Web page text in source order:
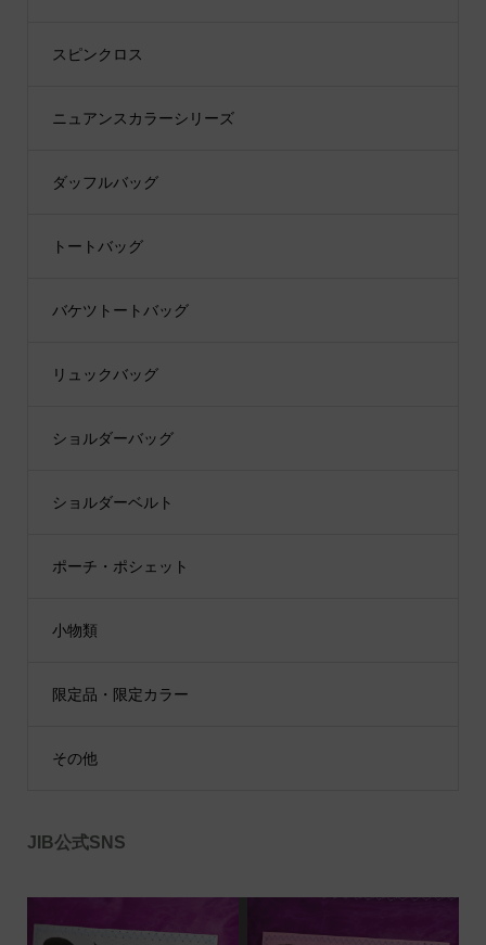
スピンクロス
ニュアンスカラーシリーズ
ダッフルバッグ
トートバッグ
バケツトートバッグ
リュックバッグ
ショルダーバッグ
ショルダーベルト
ポーチ・ポシェット
小物類
限定品・限定カラー
その他
JIB公式SNS